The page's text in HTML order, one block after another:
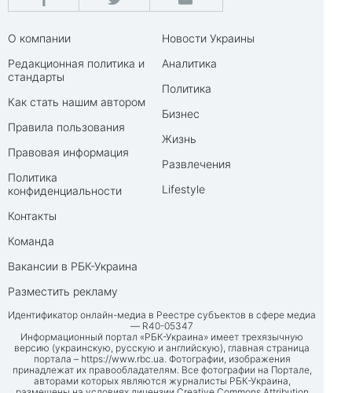
О компании
Редакционная политика и
стандарты
Как стать нашим автором
Правила пользования
Правовая информация
Политика
конфиденциальности
Контакты
Команда
Вакансии в РБК-Украина
Разместить рекламу
Новости Украины
Аналитика
Политика
Бизнес
Жизнь
Развлечения
Lifestyle
Идентификатор онлайн-медиа в Реестре субъектов в сфере медиа
— R40-05347
Информационный портал «РБК-Украина» имеет трехязычную
версию (украинскую, русскую и английскую), главная страница
портала – https://www.rbc.ua. Фотографии, изображения
принадлежат их правообладателям. Все фотографии на Портале,
авторами которых являются журналисты РБК-Украина,